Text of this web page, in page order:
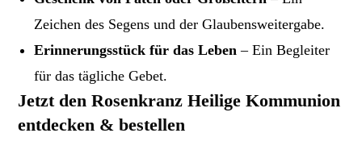
Zeichen des Segens und der Glaubensweitergabe.
Erinnerungsstück für das Leben – Ein Begleiter
für das tägliche Gebet.
Jetzt den Rosenkranz Heilige Kommunion
entdecken & bestellen